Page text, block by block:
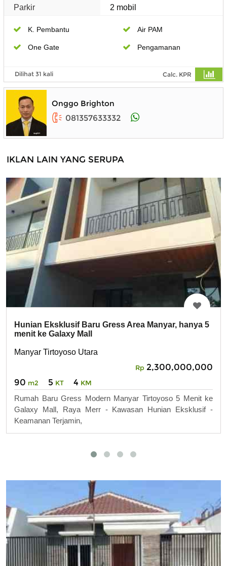
Parkir 2 mobil
K. Pembantu Air PAM
One Gate Pengamanan
Dilihat 31 kali Calc. KPR
Onggo Brighton
081357633332
IKLAN LAIN YANG SERUPA
Hunian Eksklusif Baru Gress Area Manyar, hanya 5
menit ke Galaxy Mall
Manyar Tirtoyoso Utara
Rp 2,300,000,000
90 m2 5 KT 4 KM
Rumah Baru Gress Modern Manyar Tirtoyoso 5 Menit ke
Galaxy Mall, Raya Merr - Kawasan Hunian Eksklusif -
Keamanan Terjamin,